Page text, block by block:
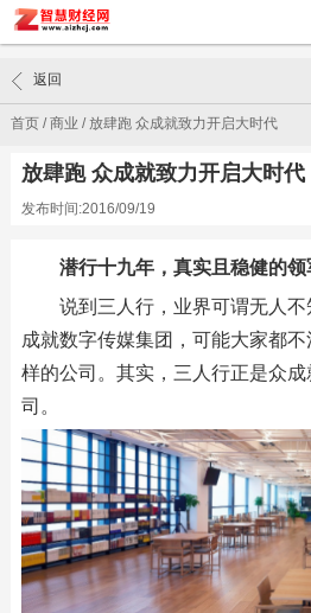
首页/商业 /放肆跑 众成就致力开启大时代
返回
放肆跑 众成就致力开启大时代
发布时间:2016/09/19
潜行十九年，真实且稳健的领
说到三人行，业界可谓无人
成就数字传媒集团，可能大家都
样的公司。其实，三人行正是众
司。